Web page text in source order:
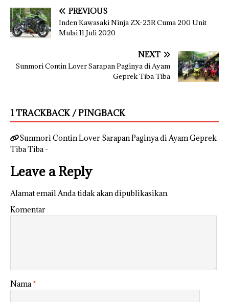
PREVIOUS
Inden Kawasaki Ninja ZX-25R Cuma 200 Unit
Mulai 11 Juli 2020
NEXT
Sunmori Contin Lover Sarapan Paginya di Ayam
Geprek Tiba Tiba
1 TRACKBACK / PINGBACK
Sunmori Contin Lover Sarapan Paginya di Ayam Geprek
Tiba Tiba -
Leave a Reply
Alamat email Anda tidak akan dipublikasikan.
Komentar
Nama *